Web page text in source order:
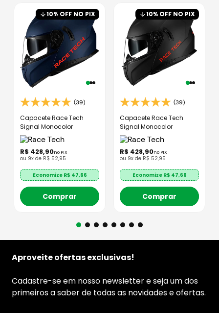
10% OFF NO PIX
(39)
Capacete Race Tech
Signal Monocolor
R$ 428,90no PIX
ou 9x de R$ 52,95
Economize R$ 47,66
Comprar
10% OFF NO PIX
(39)
Capacete Race Tech
Signal Monocolor
R$ 428,90no PIX
ou 9x de R$ 52,95
Economize R$ 47,66
Comprar
Aproveite ofertas exclusivas!
Cadastre-se em nosso newsletter e seja um dos
primeiros a saber de todas as novidades e ofertas.